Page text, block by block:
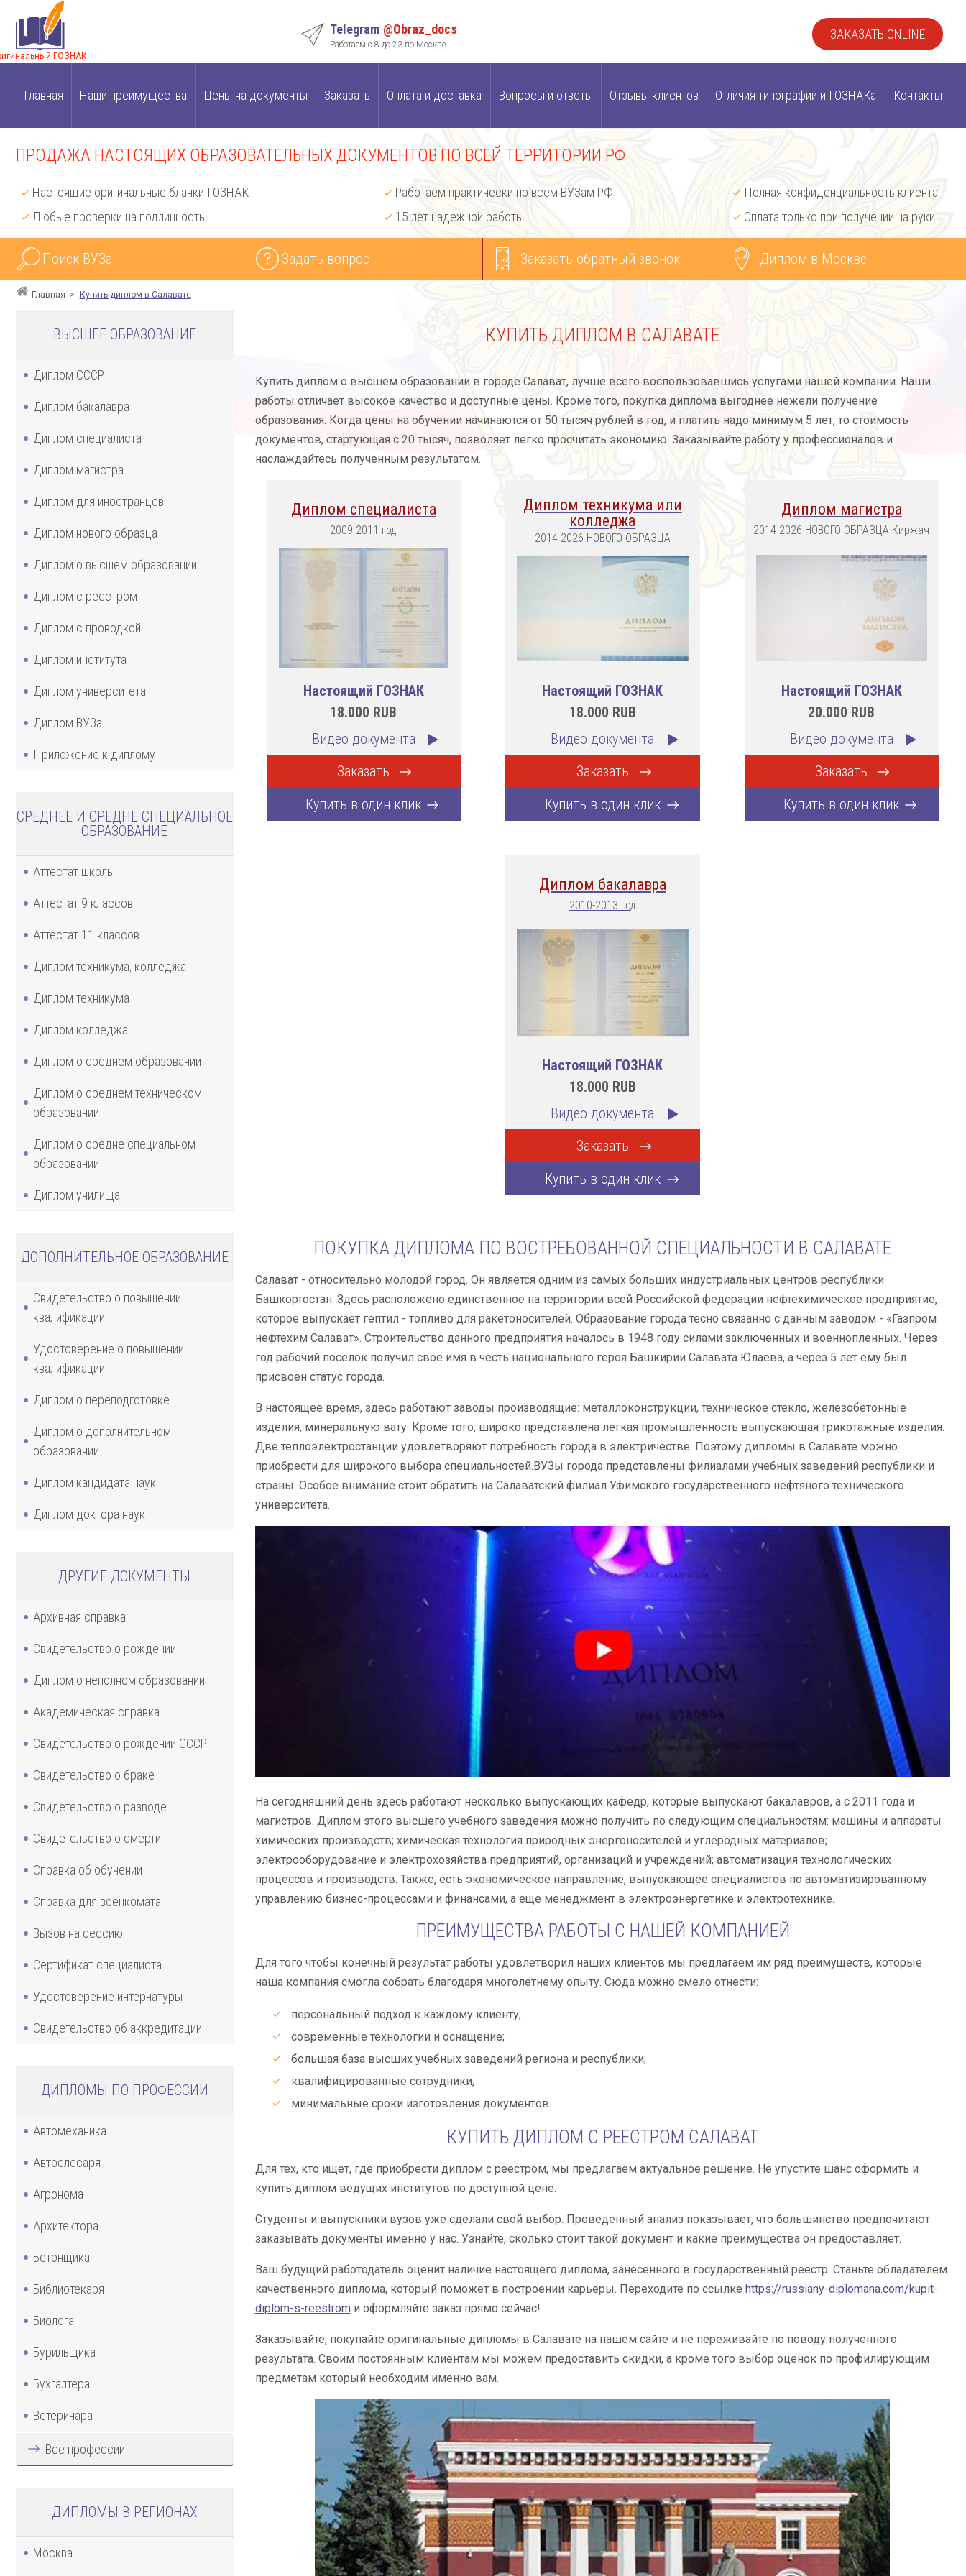
ГОЗНАК
Telegram @Obraz_docs
Работаем с 8 до 23 по Москве
ЗАКАЗАТЬ ONLINE
Главная Наши преимущества Цены на документы Заказать Оплата и доставка Вопросы и ответы Отзывы клиентов Отличия типографии и ГОЗНАКа Контакты
ПРОДАЖА НАСТОЯЩИХ ОБРАЗОВАТЕЛЬНЫХ ДОКУМЕНТОВ ПО ВСЕЙ ТЕРРИТОРИИ РФ
Настоящие оригинальные бланки ГОЗНАК
Любые проверки на подлинность
Работаем практически по всем ВУЗам РФ
15 лет надежной работы
Полная конфиденциальность клиента
Оплата только при получении на руки
Поиск ВУЗа Задать вопрос Заказать обратный звонок Диплом в Москве
Главная Купить диплом в Салавате
ВЫСШЕЕ ОБРАЗОВАНИЕ
Диплом СССР
Диплом бакалавра
Диплом специалиста
Диплом магистра
Диплом для иностранцев
Диплом нового образца
Диплом о высшем образовании
Диплом с реестром
Диплом с проводкой
Диплом института
Диплом университета
Диплом ВУЗа
Приложение к диплому
СРЕДНЕЕ И СРЕДНЕ СПЕЦИАЛЬНОЕ
ОБРАЗОВАНИЕ
Аттестат школы
Аттестат 9 классов
Аттестат 11 классов
Диплом техникума, колледжа
Диплом техникума
Диплом колледжа
Диплом о среднем образовании
Диплом о среднем техническом
образовании
Диплом о средне специальном
образовании
Диплом училища
ДОПОЛНИТЕЛЬНОЕ ОБРАЗОВАНИЕ
Свидетельство о повышении
квалификации
Удостоверение о повышении
квалификации
Диплом о переподготовке
Диплом о дополнительном
образовании
Диплом кандидата наук
Диплом доктора наук
ДРУГИЕ ДОКУМЕНТЫ
Архивная справка
Свидетельство о рождении
Диплом о неполном образовании
Академическая справка
Свидетельство о рождении СССР
Свидетельство о браке
Свидетельство о разводе
Свидетельство о смерти
Справка об обучении
Справка для военкомата
Вызов на сессию
Сертификат специалиста
Удостоверение интернатуры
Свидетельство об аккредитации
ДИПЛОМЫ ПО ПРОФЕССИИ
Автомеханика
Автослесаря
Агронома
Архитектора
Бетонщика
Библиотекаря
Биолога
Бурильщика
Бухгалтера
Ветеринара
Все профессии
ДИПЛОМЫ В РЕГИОНАХ
Москва
КУПИТЬ ДИПЛОМ В САЛАВАТЕ
Купить диплом о высшем образовании в городе Салават, лучше всего воспользовавшись услугами нашей компании. Наши
работы отличает высокое качество и доступные цены. Кроме того, покупка диплома выгоднее нежели получение
образования. Когда цены на обучении начинаются от 50 тысяч рублей в год, и платить надо минимум 5 лет, то стоимость
документов, стартующая с 20 тысяч, позволяет легко просчитать экономию. Заказывайте работу у профессионалов и
наслаждайтесь полученным результатом.
Диплом специалиста
2009-2011 год
Настоящий ГОЗНАК
18.000 RUB
Видео документа
Заказать
Купить в один клик
Диплом техникума или
колледжа
2014-2026 НОВОГО ОБРАЗЦА
Настоящий ГОЗНАК
18.000 RUB
Видео документа
Заказать
Купить в один клик
Диплом магистра
2014-2026 НОВОГО ОБРАЗЦА Киржач
Настоящий ГОЗНАК
20.000 RUB
Видео документа
Заказать
Купить в один клик
Диплом бакалавра
2010-2013 год
Настоящий ГОЗНАК
18.000 RUB
Видео документа
Заказать
Купить в один клик
ПОКУПКА ДИПЛОМА ПО ВОСТРЕБОВАННОЙ СПЕЦИАЛЬНОСТИ В САЛАВАТЕ
Салават - относительно молодой город. Он является одним из самых больших индустриальных центров республики
Башкортостан. Здесь расположено единственное на территории всей Российской федерации нефтехимическое предприятие,
которое выпускает гептил - топливо для ракетоносителей. Образование города тесно связанно с данным заводом - «Газпром
нефтехим Салават». Строительство данного предприятия началось в 1948 году силами заключенных и военнопленных. Через
год рабочий поселок получил свое имя в честь национального героя Башкирии Салавата Юлаева, а через 5 лет ему был
присвоен статус города.
В настоящее время, здесь работают заводы производящие: металлоконструкции, техническое стекло, железобетонные
изделия, минеральную вату. Кроме того, широко представлена легкая промышленность выпускающая трикотажные изделия.
Две теплоэлектростанции удовлетворяют потребность города в электричестве. Поэтому дипломы в Салавате можно
приобрести для широкого выбора специальностей.ВУЗы города представлены филиалами учебных заведений республики и
страны. Особое внимание стоит обратить на Салаватский филиал Уфимского государственного нефтяного технического
университета.
На сегодняшний день здесь работают несколько выпускающих кафедр, которые выпускают бакалавров, а с 2011 года и
магистров. Диплом этого высшего учебного заведения можно получить по следующим специальностям: машины и аппараты
химических производств; химическая технология природных энергоносителей и углеродных материалов;
электрооборудование и электрохозяйства предприятий, организаций и учреждений; автоматизация технологических
процессов и производств. Также, есть экономическое направление, выпускающее специалистов по автоматизированному
управлению бизнес-процессами и финансами, а еще менеджмент в электроэнергетике и электротехнике.
ПРЕИМУЩЕСТВА РАБОТЫ С НАШЕЙ КОМПАНИЕЙ
Для того чтобы конечный результат работы удовлетворил наших клиентов мы предлагаем им ряд преимуществ, которые
наша компания смогла собрать благодаря многолетнему опыту. Сюда можно смело отнести:
персональный подход к каждому клиенту;
современные технологии и оснащение;
большая база высших учебных заведений региона и республики;
квалифицированные сотрудники;
минимальные сроки изготовления документов.
КУПИТЬ ДИПЛОМ С РЕЕСТРОМ САЛАВАТ
Для тех, кто ищет, где приобрести диплом с реестром, мы предлагаем актуальное решение. Не упустите шанс оформить и
купить диплом ведущих институтов по доступной цене.
Студенты и выпускники вузов уже сделали свой выбор. Проведенный анализ показывает, что большинство предпочитают
заказывать документы именно у нас. Узнайте, сколько стоит такой документ и какие преимущества он предоставляет.
Ваш будущий работодатель оценит наличие настоящего диплома, занесенного в государственный реестр. Станьте обладателем
качественного диплома, который поможет в построении карьеры. Переходите по ссылке https://russiany-diplomana.com/kupit-
diplom-s-reestrom и оформляйте заказ прямо сейчас!
Заказывайте, покупайте оригинальные дипломы в Салавате на нашем сайте и не переживайте по поводу полученного
результата. Своим постоянным клиентам мы можем предоставить скидки, а кроме того выбор оценок по профилирующим
предметам который необходим именно вам.